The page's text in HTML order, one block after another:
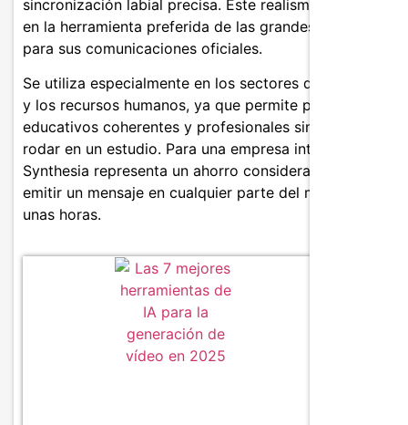
sincronización labial precisa. Este realismo la convierte
en la herramienta preferida de las grandes empresas
para sus comunicaciones oficiales.
Se utiliza especialmente en los sectores de la
y los recursos humanos, ya que permite producir
educativos coherentes y profesionales sin necesidad
rodar en un estudio. Para una empresa internacional,
Synthesia representa un ahorro considerable: traducir y
emitir un mensaje en cualquier parte del mundo en sólo
unas horas.